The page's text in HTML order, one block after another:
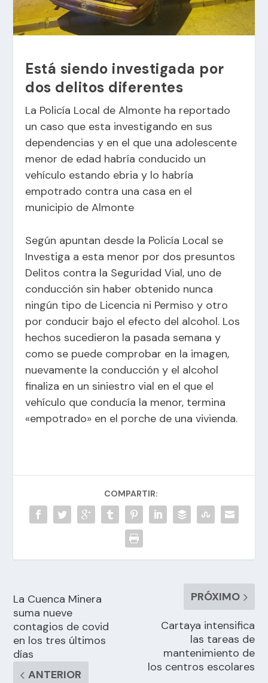
Está siendo investigada por
dos delitos diferentes
La Policía Local de Almonte ha reportado
un caso que esta investigando en sus
dependencias y en el que una adolescente
menor de edad habría conducido un
vehículo estando ebria y lo habría
empotrado contra una casa en el
municipio de Almonte
Según apuntan desde la Policía Local se
Investiga a esta menor por dos presuntos
Delitos contra la Seguridad Vial, uno de
conducción sin haber obtenido nunca
ningún tipo de Licencia ni Permiso y otro
por conducir bajo el efecto del alcohol. Los
hechos sucedieron la pasada semana y
como se puede comprobar en la imagen,
nuevamente la conducción y el alcohol
finaliza en un siniestro vial en el que el
vehículo que conducía la menor, termina
«empotrado» en el porche de una vivienda.
COMPARTIR:
La Cuenca Minera
suma nueve
contagios de covid
en los tres últimos
días
ANTERIOR
PRÓXIMO
Cartaya intensifica
las tareas de
mantenimiento de
los centros escolares